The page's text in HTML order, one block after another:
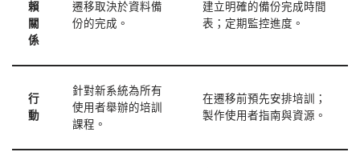
賴
關
係
遷移取決於資料備
份的完成。
建立明確的備份完成時間
表；定期監控進度。
行
動
針對新系統為所有
使用者舉辦的培訓
課程。
在遷移前預先安排培訓；
製作使用者指南與資源。